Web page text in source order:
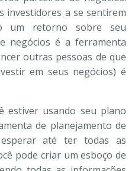
investidores a se sentirem
um retorno sobre seu
negócios é a ferramenta
outras pessoas de que
em seus negócios) é
estiver usando seu plano
de planejamento de
até ter todas as
pode criar um esboço de